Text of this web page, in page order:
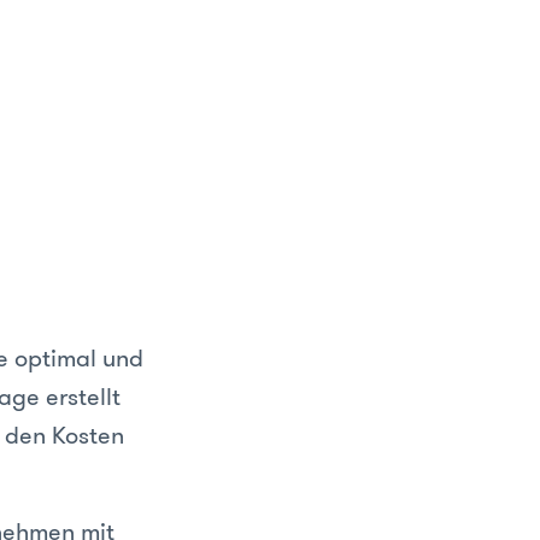
optimal und
erstellt
Kosten
mit